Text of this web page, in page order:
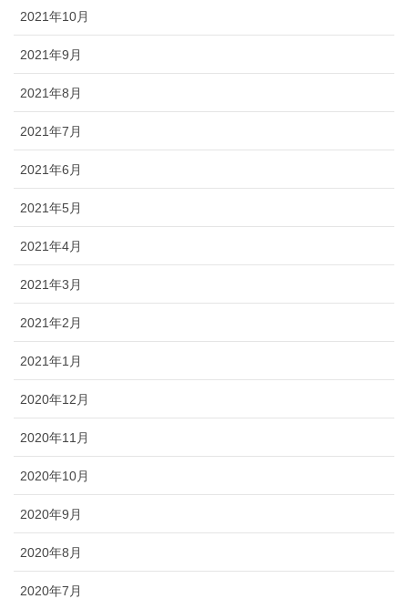
2021年10月
2021年9月
2021年8月
2021年7月
2021年6月
2021年5月
2021年4月
2021年3月
2021年2月
2021年1月
2020年12月
2020年11月
2020年10月
2020年9月
2020年8月
2020年7月